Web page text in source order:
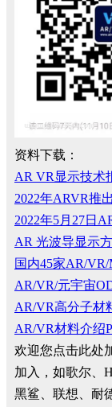
资料下载：
AR VR显示技术
2022年ARVR推
2022年5月27日
AR 光波导显示
国内45家AR/
AR/VR/元宇宙
AR/VR高分子材
AR/VR材料介绍
欢迎您点击此处
加入，如歌尔、
黑鲨、联想、耐